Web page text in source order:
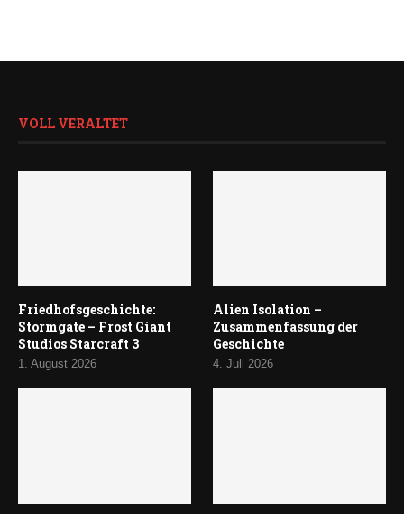
VOLL VERALTET
Friedhofsgeschichte:
Stormgate – Frost Giant
Studios Starcraft 3
1. August 2026
Alien Isolation –
Zusammenfassung der
Geschichte
4. Juli 2026